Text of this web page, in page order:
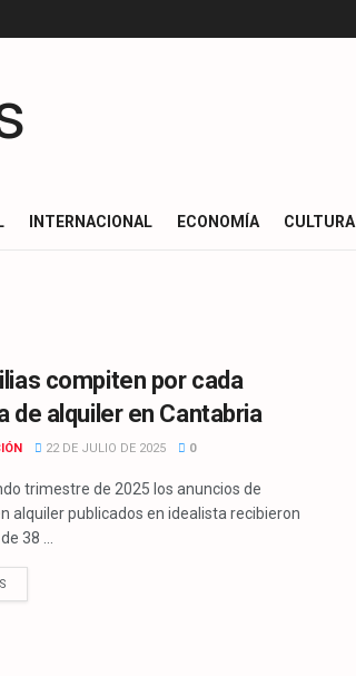
INTERNACIONAL ECONOMÍA CULTURA
compiten por cada
de alquiler en Cantabria
22 DE JULIO DE 2025 0
trimestre de 2025 los anuncios de
alquiler publicados en idealista recibieron
38 ...